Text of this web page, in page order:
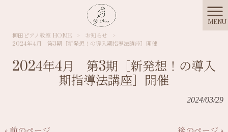
MENU
柳田ピアノ教室 HOME
> お知らせ
>
2024年4月 第3期［新発想！の導入期指導法講座］開催
2024年4月 第3期［新発想！の導入
期指導法講座］開催
2024/03/29